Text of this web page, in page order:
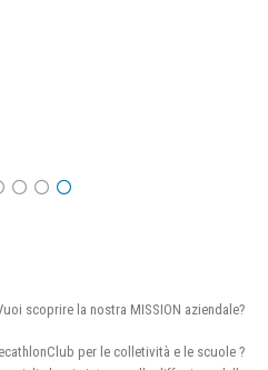
scoprire la nostra MISSION aziendale?
per le colletività e le scuole ?